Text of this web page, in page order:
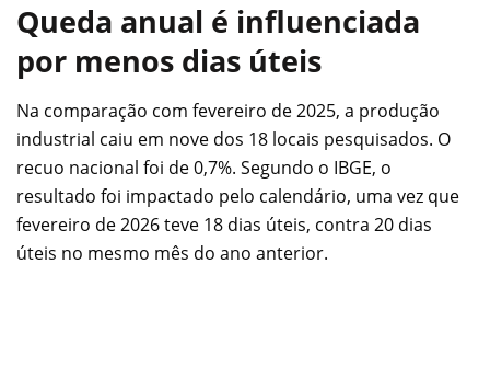
Queda anual é influenciada
por menos dias úteis
Na comparação com fevereiro de 2025, a produção
industrial caiu em nove dos 18 locais pesquisados. O
recuo nacional foi de 0,7%. Segundo o IBGE, o
resultado foi impactado pelo calendário, uma vez que
fevereiro de 2026 teve 18 dias úteis, contra 20 dias
úteis no mesmo mês do ano anterior.